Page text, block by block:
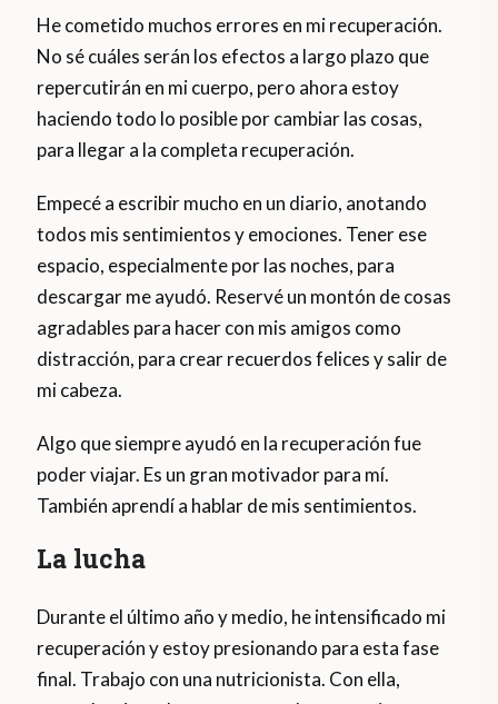
He cometido muchos errores en mi recuperación.
No sé cuáles serán los efectos a largo plazo que
repercutirán en mi cuerpo, pero ahora estoy
haciendo todo lo posible por cambiar las cosas,
para llegar a la completa recuperación.
Empecé a escribir mucho en un diario, anotando
todos mis sentimientos y emociones. Tener ese
espacio, especialmente por las noches, para
descargar me ayudó. Reservé un montón de cosas
agradables para hacer con mis amigos como
distracción, para crear recuerdos felices y salir de
mi cabeza.
Algo que siempre ayudó en la recuperación fue
poder viajar. Es un gran motivador para mí.
También aprendí a hablar de mis sentimientos.
La lucha
Durante el último año y medio, he intensificado mi
recuperación y estoy presionando para esta fase
final. Trabajo con una nutricionista. Con ella,